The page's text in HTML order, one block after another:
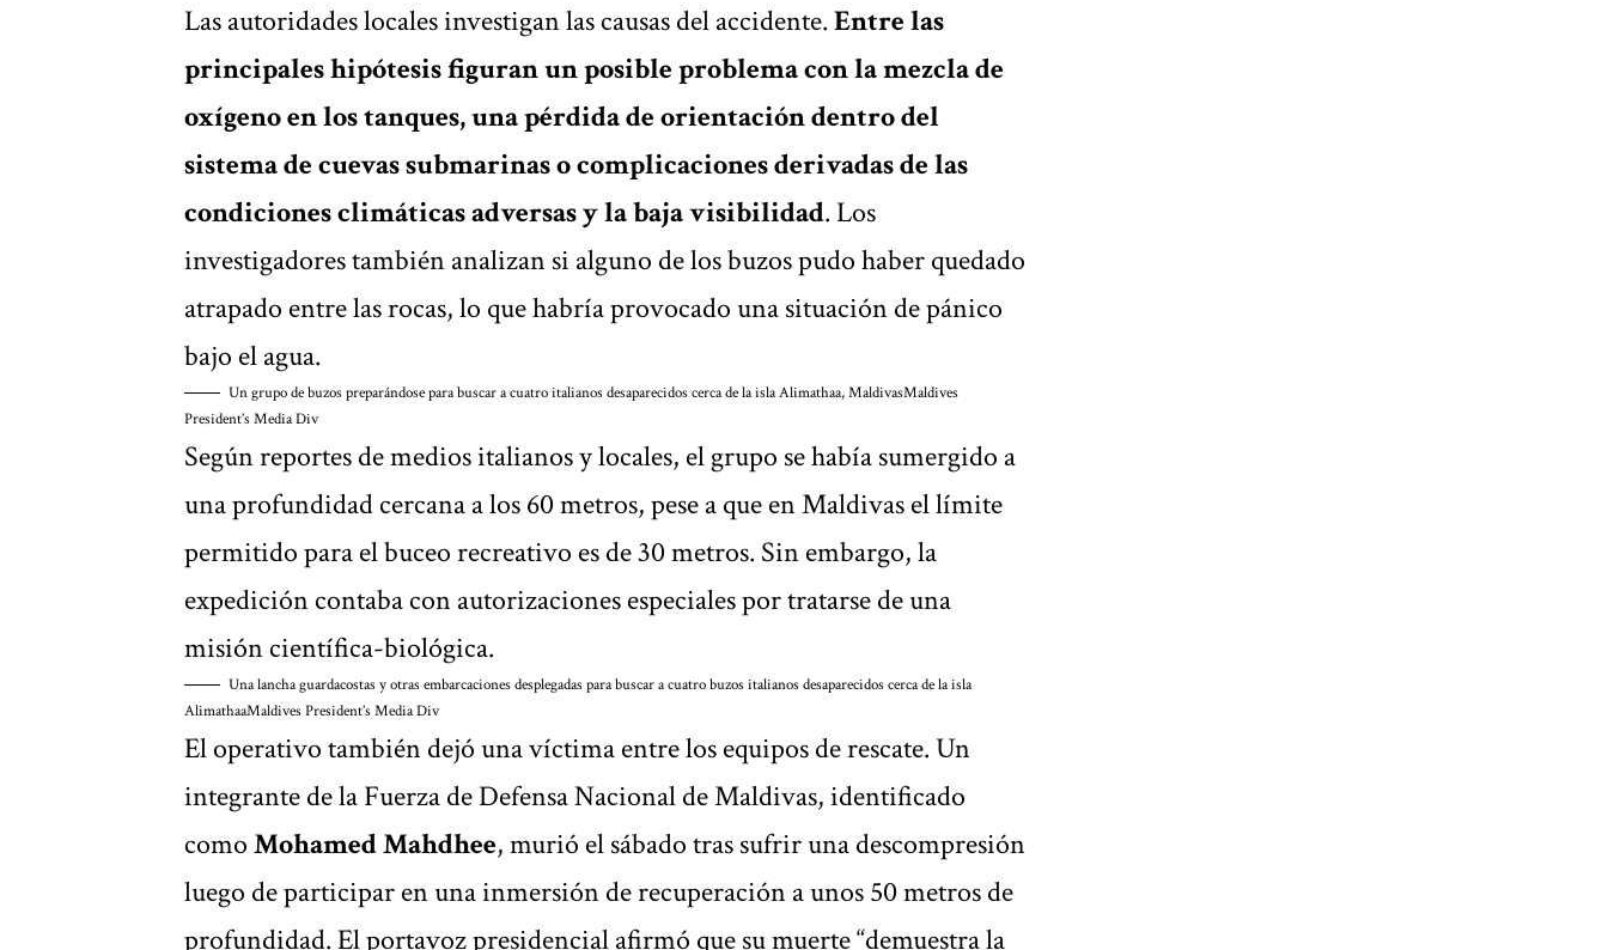
Las autoridades locales investigan las causas del accidente.Entre las
principales hipótesis figuran un posible problema con la mezcla de
oxígeno en los tanques, una pérdida de orientación dentro del
sistema de cuevas submarinas o complicaciones derivadas de las
condiciones climáticas adversas y la baja visibilidad. Los
investigadores también analizan si alguno de los buzos pudo haber quedado
atrapado entre las rocas, lo que habría provocado una situación de pánico
bajo el agua.
Un grupo de buzos preparándose para buscar a cuatro italianos desaparecidos cerca de la isla Alimathaa, MaldivasMaldives
President’s Media Div
Según reportes de medios italianos y locales, el grupo se había sumergido a
una profundidad cercana a los 60 metros, pese a que en Maldivas el límite
permitido para el buceo recreativo es de 30 metros. Sin embargo, la
expedición contaba con autorizaciones especiales por tratarse de una
misión científica-biológica.
Una lancha guardacostas y otras embarcaciones desplegadas para buscar a cuatro buzos italianos desaparecidos cerca de la isla
AlimathaaMaldives President’s Media Div
El operativo también dejó una víctima entre los equipos de rescate. Un
integrante de la Fuerza de Defensa Nacional de Maldivas, identificado
comoMohamed Mahdhee, murió el sábado tras sufrir una descompresión
luego de participar en una inmersión de recuperación a unos 50 metros de
profundidad. El portavoz presidencial afirmó que su muerte “demuestra la